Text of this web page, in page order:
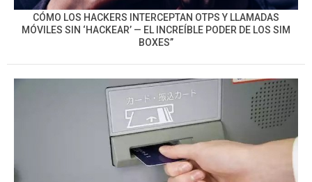
CÓMO LOS HACKERS INTERCEPTAN OTPS Y LLAMADAS
MÓVILES SIN ‘HACKEAR’ — EL INCREÍBLE PODER DE LOS SIM
BOXES”